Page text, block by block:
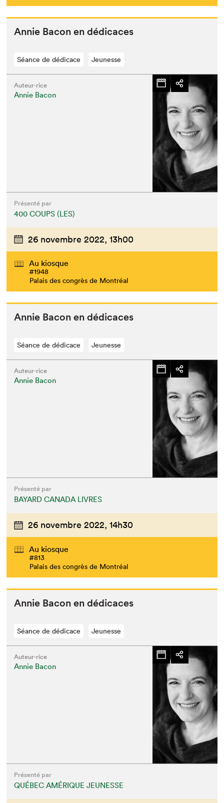
Annie Bacon en dédicaces
Séance de dédicace Jeunesse
Auteur·rice
Annie Bacon
Présenté par
400 COUPS (LES)
26 novembre 2022, 13h00
Au kiosque
#1948
Palais des congrès de Montréal
Annie Bacon en dédicaces
Séance de dédicace Jeunesse
Auteur·rice
Annie Bacon
Présenté par
BAYARD CANADA LIVRES
26 novembre 2022, 14h30
Au kiosque
#813
Palais des congrès de Montréal
Annie Bacon en dédicaces
Séance de dédicace Jeunesse
Auteur·rice
Annie Bacon
Présenté par
QUÉBEC AMÉRIQUE JEUNESSE